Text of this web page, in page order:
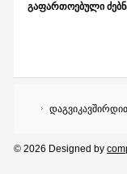
გაფართოებული
© 2026 Designed by